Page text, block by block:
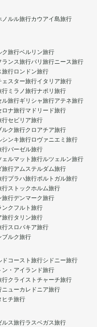
ノルル旅行カウアイ島旅行
ク旅行ベルリン旅行
ランス旅行パリ旅行ニース旅行
旅行ロンドン旅行
ェスター旅行イタリア旅行
行 ミラノ旅行ナポリ旅行
ル旅行ギリシャ旅行アテネ旅行
ロナ旅行マドリード旅行
行セビリア旅行
ルク旅行クロアチア旅行
シンキ旅行ロヴァニエミ旅行
行バーゼル旅行
ェルマット旅行ルツェルン旅行
旅行アムステルダム旅行
行プラハ旅行ポルトガル旅行
行ストックホルム旅行
旅行デンマーク旅行
ンクフルト旅行
旅行タリン旅行
行スロバキア旅行
ブルク旅行
ドコースト旅行シドニー旅行
ン・アイランド旅行
行クライストチャーチ旅行
ニューカレドニア旅行
ヒチ旅行
ルス旅行ラスベガス旅行